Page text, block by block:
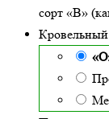
сорт «В»
Кровельный